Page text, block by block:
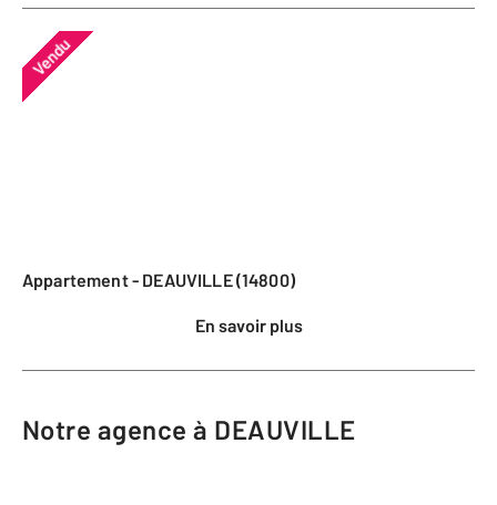
Vendu
Appartement - DEAUVILLE (14800)
En savoir plus
Notre agence à DEAUVILLE